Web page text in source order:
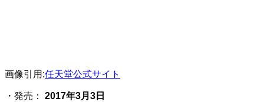
画像引用:任天堂公式サイト
・発売： 2017年3月3日